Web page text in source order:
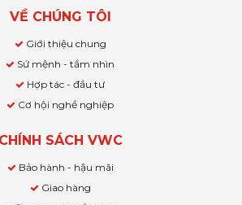
VỀ CHÚNG TÔI
Giới thiệu chung
Sứ mệnh - tầm nhìn
Hợp tác - đầu tư
Cơ hội nghề nghiệp
CHÍNH SÁCH VWC
Bảo hành - hậu mãi
Giao hàng